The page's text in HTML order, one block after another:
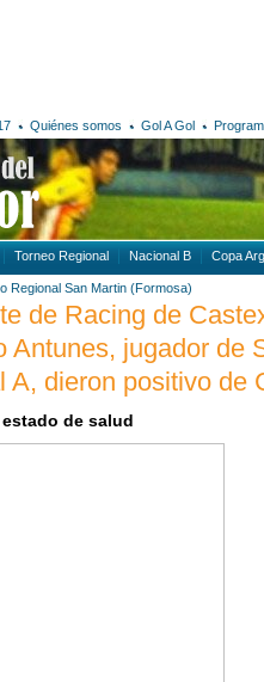
Quiénes somos Gol A Gol
Torneo Regional Nacional B Copa
Regional San Martin (Formosa)
de Racing de
Antunes, jugador de
A, dieron positivo de
de salud